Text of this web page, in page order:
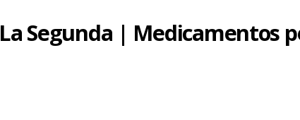
La Segunda | Medicamentos